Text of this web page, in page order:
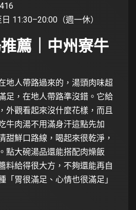
11:30–20:00（週一休）
薦｜中州寮牛
地人帶路過來的，湯頭肉味超
足，在地人帶路準沒錯。它給
外觀看起來沒什麼花樣，而且
牛肉湯不用滿身汗這點先加
甜鮮口路線，喝起來很乾淨，
點大碗湯品還能搭配肉燥飯
料給得很大方，不夠還能再自
「胃很滿足、心情也很滿足」